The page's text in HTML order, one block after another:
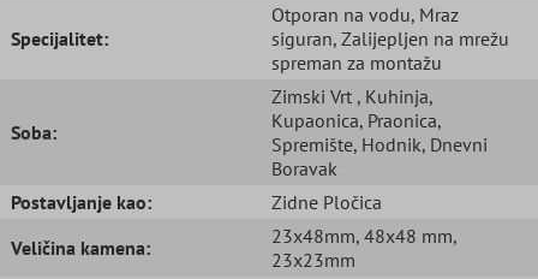
Specijalitet:
Otporan na vodu, Mraz
siguran, Zalijepljen na mrežu
spreman za montažu
Soba:
Zimski Vrt , Kuhinja,
Kupaonica, Praonica,
Spremište, Hodnik, Dnevni
Boravak
Postavljanje kao:
Zidne Pločica
Veličina kamena:
23x48mm, 48x48 mm,
23x23mm